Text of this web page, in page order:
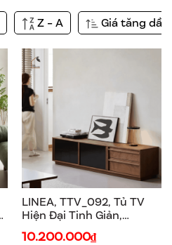
Z - A Giá tăng dần
LINEA, TTV_092, Tủ TV
Hiện Đại Tinh Giản,
180x40x50cm, Gỗ
Plywood Phủ Veneer, Nội
10.200.000₫